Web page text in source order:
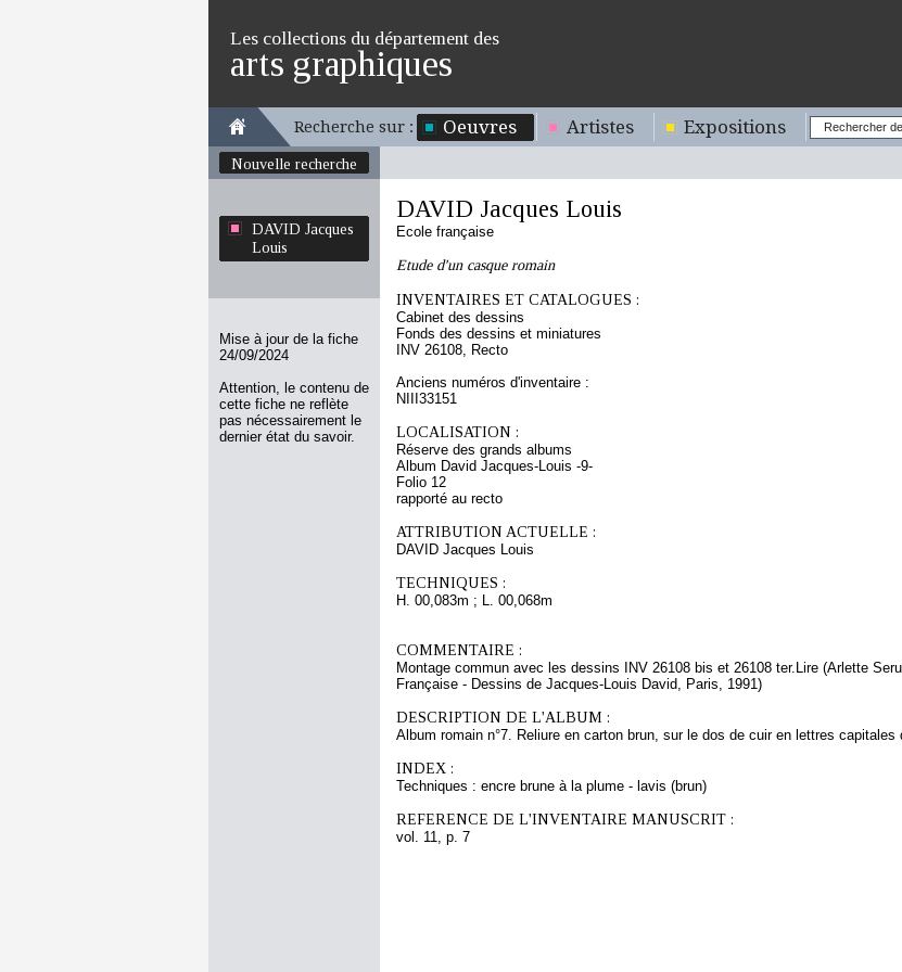
Les collections du département des
arts graphiques
Recherche sur : Oeuvres Artistes Expositions
Nouvelle recherche
DAVID Jacques
Louis
Mise à jour de la fiche
24/09/2024
Attention, le contenu de
cette fiche ne reflète
pas nécessairement le
dernier état du savoir.
DAVID Jacques Louis
Ecole française
Etude d'un casque romain
INVENTAIRES ET CATALOGUES :
Cabinet des dessins
Fonds des dessins et miniatures
INV 26108, Recto
Anciens numéros d'inventaire :
NIII33151
LOCALISATION :
Réserve des grands albums
Album David Jacques-Louis -9-
Folio 12
rapporté au recto
ATTRIBUTION ACTUELLE :
DAVID Jacques Louis
TECHNIQUES :
H. 00,083m ; L. 00,068m
COMMENTAIRE :
Montage commun avec les dessins INV 26108 bis et 26108 ter.Lire (Arlette
Française - Dessins de Jacques-Louis David, Paris, 1991)
DESCRIPTION DE L'ALBUM :
Album romain n°7. Reliure en carton brun, sur le dos de cuir en lettres
INDEX :
Techniques : encre brune à la plume - lavis (brun)
REFERENCE DE L'INVENTAIRE MANUSCRIT :
vol. 11, p. 7